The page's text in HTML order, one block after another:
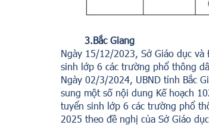
3.Bắc Giang
Ngày 15/12/2023, Sở Giáo dục và
sinh lớp 6 các trường phổ thông
Ngày 02/3/2024, UBND tỉnh Bắc
sung một số nội dung Kế hoạch
tuyển sinh lớp 6 các trường phổ
2025 theo đề nghị của Sở Giáo